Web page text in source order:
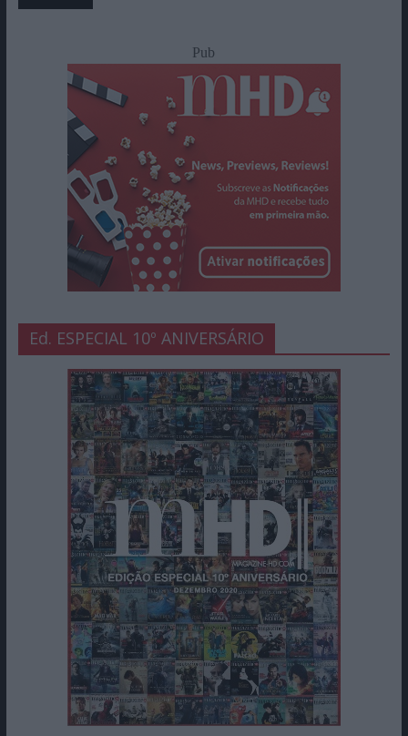
Pub
Ed. ESPECIAL 10º ANIVERSÁRIO